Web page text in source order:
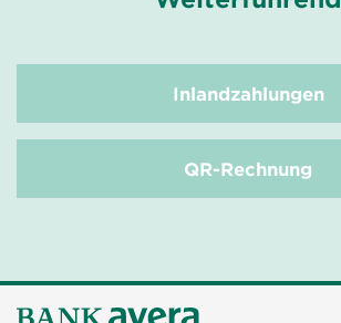
Inlandzahlungen
QR-Rechnung